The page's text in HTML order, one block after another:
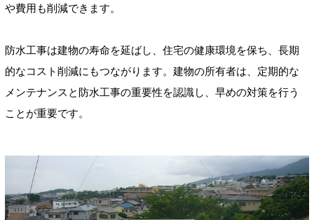
や費用も削減できます。
防水工事は建物の寿命を延ばし、住宅の健康環境を保ち、長期
的なコスト削減にもつながります。建物の所有者は、定期的な
メンテナンスと防水工事の重要性を認識し、早めの対策を行う
ことが重要です。